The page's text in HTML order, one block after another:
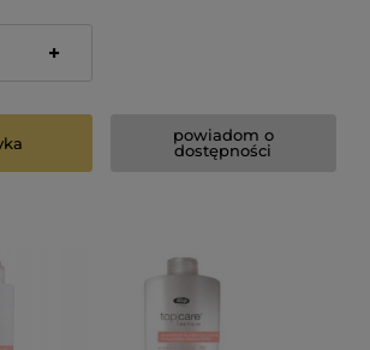
+
powiadom o
dostępności